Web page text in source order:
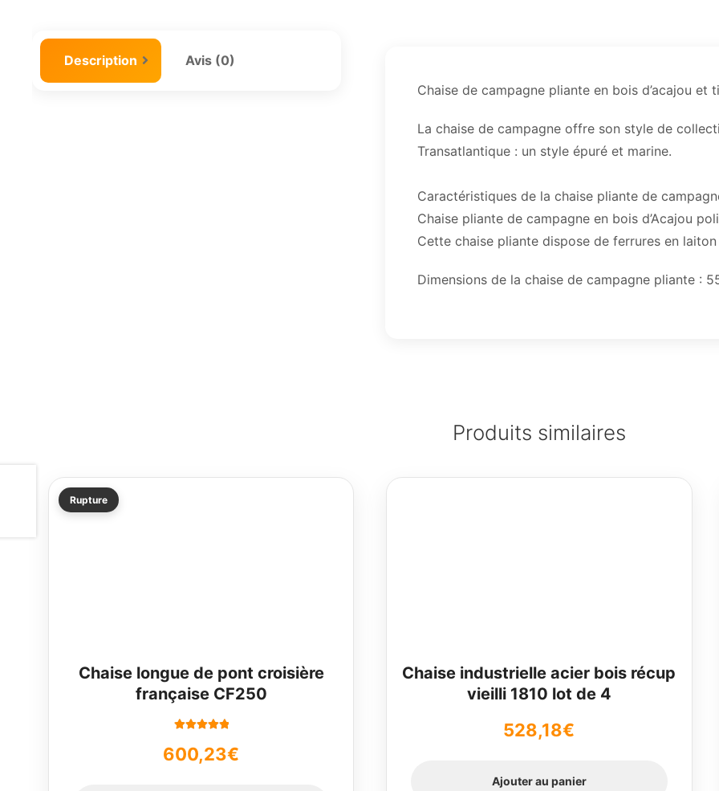
Description
Avis (0)
Chaise de campagne pliante en bois d’acajou et
La chaise de campagne offre son style de
Transatlantique : un style épuré et marine.
Caractéristiques de la chaise pliante de
Chaise pliante de campagne en bois d’Acajou
Cette chaise pliante dispose de ferrures en
Dimensions de la chaise de campagne pliante :
Produits similaires
Rupture
Chaise longue de pont croisière
française CF250
600,23€
Chaise industrielle acier bois récup
vieilli 1810 lot de 4
528,18€
Ajouter au panier